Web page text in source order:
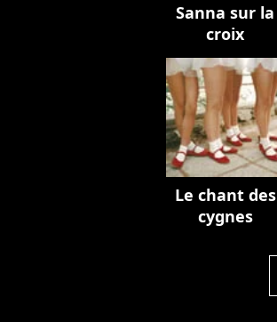
Sanna sur la
croix
Le chant des
cygnes